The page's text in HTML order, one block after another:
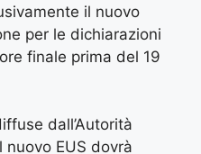
il nuovo
per le dichiarazioni
finale prima del 19
dall’Autorità
EUS dovrà